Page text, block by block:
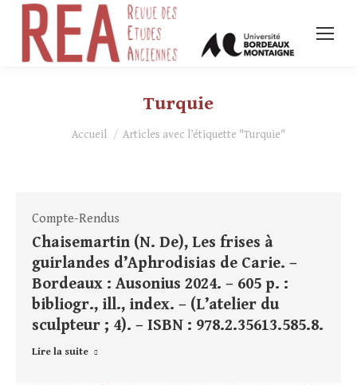
Turquie
Vous êtes ici :
Accueil Articles avec l’étiquette "Turquie"
Compte-Rendus
Chaisemartin (N. De), Les frises à
guirlandes d’Aphrodisias de Carie. –
Bordeaux : Ausonius 2024. – 605 p. :
bibliogr., ill., index. – (L’atelier du
sculpteur ; 4). – ISBN : 978.2.35613.585.8.
Lire la suite